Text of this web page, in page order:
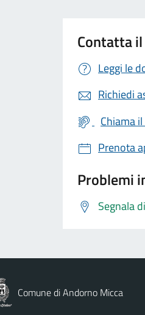
Contatta
Leggi le
Richiedi
Chiama
Prenota
Problemi
Segnala
Comune di Andorno Micca